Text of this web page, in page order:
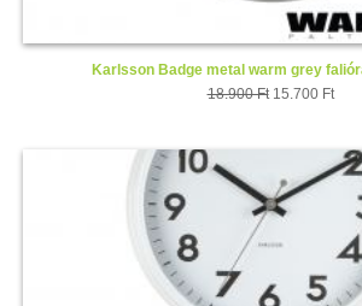
Karlsson Badge metal warm grey
18.900 Ft15.700 Ft